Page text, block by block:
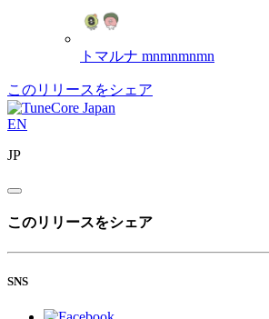
トマルナ mnmnmnmn
このリリースをシェア
EN
JP
このリリースをシェア
SNS